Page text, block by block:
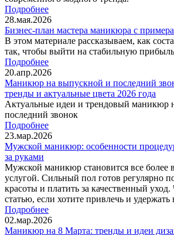
Подробнее
28.мая.2026
Бизнес-план мастера маникюра с
В этом материале рассказываем, как
так, чтобы выйти на стабильную
Подробнее
20.апр.2026
Маникюр на выпускной и последний
тренды и актуальные цвета 2026 года
Актуальные идеи и трендовый маникюр
последний звонок
Подробнее
23.мар.2026
Мужской маникюр: особенности
за руками
Мужской маникюр становится все более
услугой. Сильный пол готов регулярно
красоты и платить за качественный
статью, если хотите привлечь и
Подробнее
02.мар.2026
Маникюр на 8 Марта: тренды и идеи